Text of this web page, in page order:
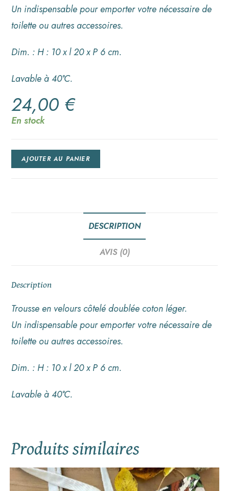
Un indispensable pour emporter votre nécessaire de
toilette ou autres accessoires.
Dim. : H : 10 x l 20 x P 6 cm.
Lavable à 40°C.
24,00 €
En stock
AJOUTER AU PANIER
DESCRIPTION
AVIS (0)
Description
Trousse en velours côtelé doublée coton léger.
Un indispensable pour emporter votre nécessaire de
toilette ou autres accessoires.
Dim. : H : 10 x l 20 x P 6 cm.
Lavable à 40°C.
Produits similaires